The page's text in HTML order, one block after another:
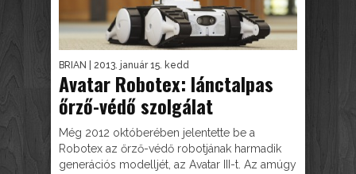
BRIAN | 2013. január 15. kedd
Avatar Robotex: lánctalpas
őrző-védő szolgálat
Még 2012 októberében jelentette be a
Robotex az őrző-védő robotjának harmadik
generációs modelljét, az Avatar III-t. Az amúgy